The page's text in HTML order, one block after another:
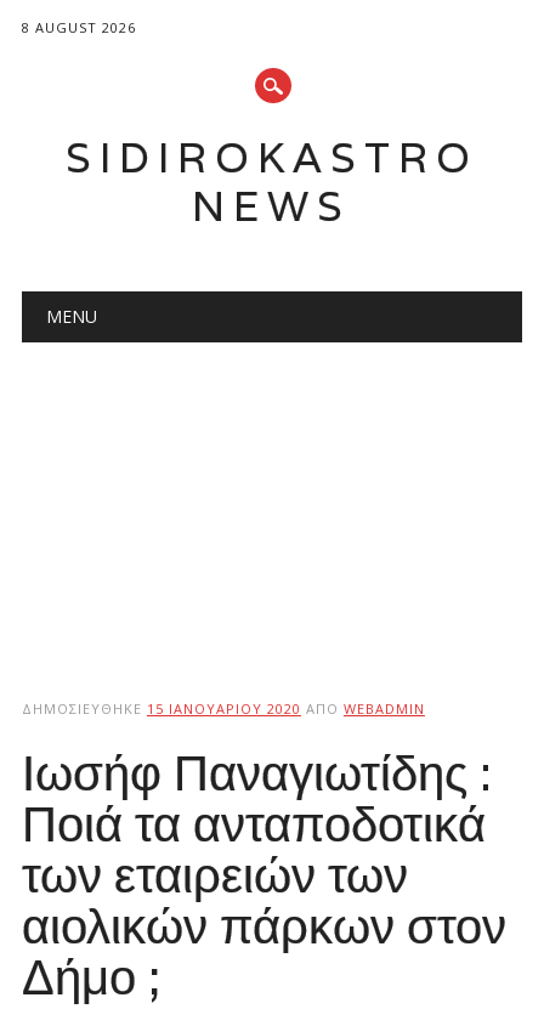
8 AUGUST 2026
SIDIROKASTRO
NEWS
Main menu
MENU
ΔΗΜΟΣΙΕΎΘΗΚΕ 15 ΙΑΝΟΥΑΡΊΟΥ 2020 ΑΠΌ WEBADMIN
Ιωσήφ Παναγιωτίδης :
Ποιά τα ανταποδοτικά
των εταιρειών των
αιολικών πάρκων στον
Δήμο ;